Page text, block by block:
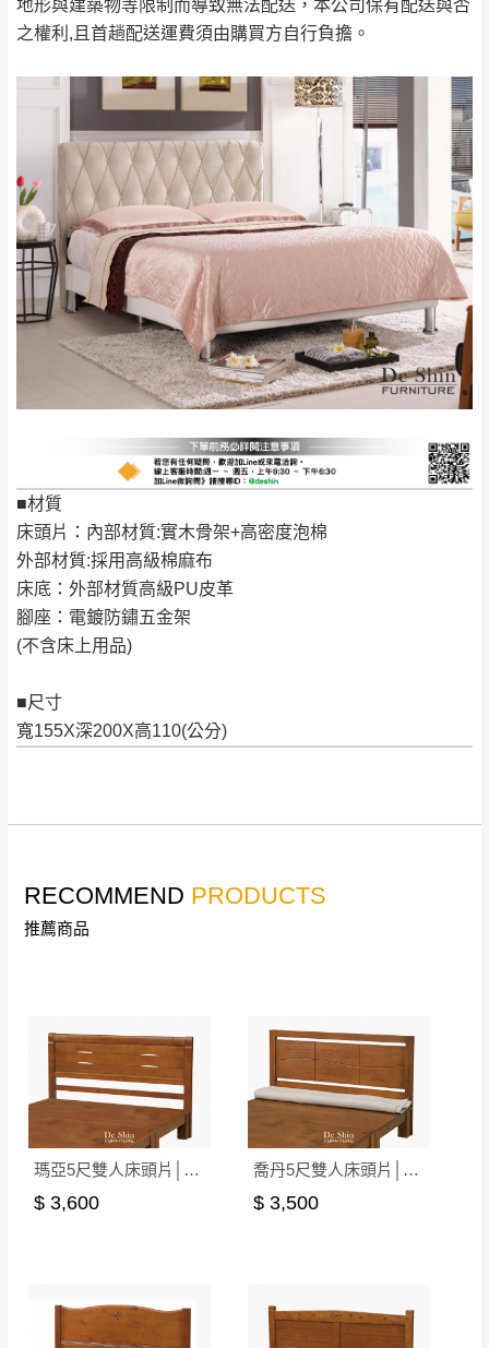
地形與建築物等限制而導致無法配送，本公司保有配送與否
之權利,且首趟配送運費須由購買方自行負擔。
■材質
床頭片：內部材質:實木骨架+高密度泡棉
外部材質:採用高級棉麻布
床底：外部材質高級PU皮革
腳座：電鍍防鏽五金架
(不含床上用品)
■尺寸
寬155X深200X高110(公分)
免 運
費
＊A108產品另收運費
新竹
區、新埔山區、芎
里
台北 無
新北
雙溪、貢寮、烏
來、平溪、九份、
石門、林口 下福
里、新店山區、三
峽山區、石碇、坪
林、福隆、淡水山
區、北投湖山路、
基隆
運費
$ 9,000以下：
＊A108產品另收運費
基隆山區
苗栗
$ 9,000以上：免
運費
$ 9,000以下：
配送天數：5~14天
台北市、新北市地區固定每周(三)、(日)兩天收送貨
（可於LINE線上詢問 →
@dershin）
加收說明
其它注意事項
下單前先詢問是否現貨，若未詢問下單後無
（洽詢方式請搜尋 Line ID → @dershin）
運送範圍：限定北至基隆，南至苗栗，偏遠
地區恕無法提供運送 (詳見運送規章)。
配送範圍：
苗栗至基隆；其它地區暫不開放，如因特殊
地型限制(山區、鄉、鎮、村)、樓梯太小、無
法搬運上樓等因素，導致無法配送，本公司
保有出貨的權利。
保護物流人員的工作安全，賣家無提供吊掛
服務，若需以吊車或其他的吊掛方式吊運，
因大型傢俱有組裝、配送的問題，並非一般
快速到貨商品，無法指定特定時間送達，司
天在家等貨，以節省您的寶貴時間。
由於百貨公司配送較為不易，故暫無法配送
至百貨公司內部。
發票寄送：
完成出貨15個工作天另行寄出，另外約加上2~7個
工作天內送達，如遇國定假日將順延寄送。
若收到不良品，請於到貨日起七日內通知本
皆由本站負責，所有退回及換貨之商品必須
由於透過電腦螢幕選購商品，可能會因個人
電腦螢幕的設定色差或解析度等因素， 與實
際商品的顏色、質感稍有不同，如因此而需
退換貨，需自付來回運費及人資成本 ，請您
訂購前詳加確認。(包含商品尺寸是否合適)。
訂購前請確認商品尺寸，大型物件因為人工
內通知客服人員(Line@ ID：@dershin)，並
RECOMMEND PRODUCTS
推薦商品
瑪亞5尺雙人床頭片│床頭板
$ 3,600
喬丹5尺雙人床頭片│床頭板
$ 3,500